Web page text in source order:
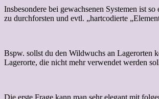
Insbesondere bei gewachsenen Systemen ist
zu durchforsten und evtl. „hartcodierte
Bspw. sollst du den Wildwuchs an Lagerorten
Lagerorte, die nicht mehr verwendet werden
Die erste Frage kann man sehr elegant mit